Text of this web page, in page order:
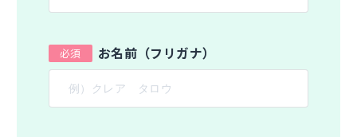
お名前（フリガナ）